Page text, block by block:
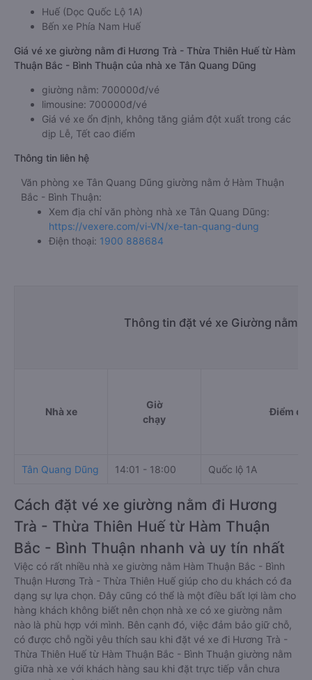
Huế (Dọc Quốc Lộ 1A)
Bến xe Phía Nam Huế
Giá vé xe giường nằm đi Hương Trà - Thừa Thiên Huế từ Hàm
Thuận Bắc - Bình Thuận của nhà xe Tân Quang Dũng
giường nằm: 700000đ/vé
limousine: 700000đ/vé
Giá vé xe ổn định, không tăng giảm đột xuất trong các
dịp Lễ, Tết cao điểm
Thông tin liên hệ
Văn phòng xe Tân Quang Dũng giường nằm ở Hàm Thuận
Bắc - Bình Thuận:
Xem địa chỉ văn phòng nhà xe Tân Quang Dũng:
https://vexere.com/vi-VN/xe-tan-quang-dung
Điện thoại: 1900 888684
Thông tin đặt vé xe Giường nằm
Nhà xe
Giờ
chạy
Điểm đi
Tân Quang Dũng 14:01 - 18:00 Quốc lộ 1A
Cách đặt vé xe giường nằm đi Hương
Trà - Thừa Thiên Huế từ Hàm Thuận
Bắc - Bình Thuận nhanh và uy tín nhất
Việc có rất nhiều nhà xe giường nằm Hàm Thuận Bắc - Bình
Thuận Hương Trà - Thừa Thiên Huế giúp cho du khách có đa
dạng sự lựa chọn. Đây cũng có thể là một điều bất lợi làm cho
hàng khách không biết nên chọn nhà xe có xe giường nằm
nào là phù hợp với mình. Bên cạnh đó, việc đảm bảo giữ chỗ,
có được chỗ ngồi yêu thích sau khi đặt vé xe đi Hương Trà -
Thừa Thiên Huế từ Hàm Thuận Bắc - Bình Thuận giường nằm
giữa nhà xe với khách hàng sau khi đặt trực tiếp vẫn chưa